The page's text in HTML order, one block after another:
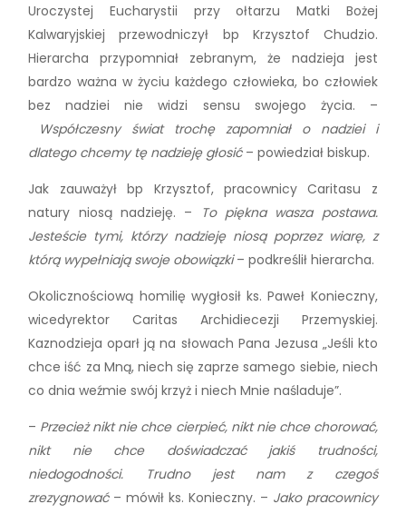
Uroczystej Eucharystii przy ołtarzu Matki Bożej
Kalwaryjskiej przewodniczył bp Krzysztof Chudzio.
Hierarcha przypomniał zebranym, że nadzieja jest
bardzo ważna w życiu każdego człowieka, bo człowiek
bez nadziei nie widzi sensu swojego życia. –
Współczesny świat trochę zapomniał o nadziei i
dlatego chcemy tę nadzieję głosić– powiedział biskup.
Jak zauważył bp Krzysztof, pracownicy Caritasu z
natury niosą nadzieję. –
To piękna wasza postawa.
Jesteście tymi, którzy nadzieję niosą poprzez wiarę, z
którą wypełniają swoje obowiązki– podkreślił hierarcha.
Okolicznościową homilię wygłosił ks. Paweł Konieczny,
wicedyrektor Caritas Archidiecezji Przemyskiej.
Kaznodzieja oparł ją na słowach Pana Jezusa „Jeśli kto
chce iść za Mną, niech się zaprze samego siebie, niech
co dnia weźmie swój krzyż i niech Mnie naśladuje”.
– Przecież nikt nie chce cierpieć, nikt nie chce chorować,
nikt nie chce doświadczać jakiś trudności,
niedogodności. Trudno jest nam z czegoś
zrezygnować– mówił ks. Konieczny. – Jako pracownicy